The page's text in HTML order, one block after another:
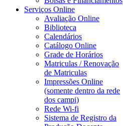
Serviços Online
Avaliação Online
Biblioteca
Calendários
Catálogo Online
Grade de Horários
Matriculas / Renovação
de Matriculas
Impressões Online
(somente dentro da rede
dos campi)
Rede Wi-fi
Sistema de Registro da